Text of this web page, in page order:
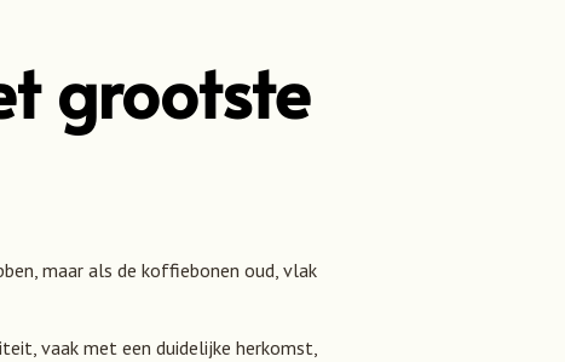
grootste
maar als de koffiebonen oud, vlak
vaak met een duidelijke herkomst,